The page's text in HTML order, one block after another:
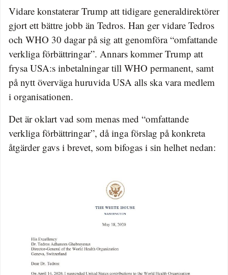
Vidare konstaterar Trump att tidigare generaldirektörer
gjort ett bättre jobb än Tedros. Han ger vidare Tedros
och WHO 30 dagar på sig att genomföra “omfattande
verkliga förbättringar”. Annars kommer Trump att
frysa USA:s inbetalningar till WHO permanent, samt
på nytt överväga huruvida USA alls ska vara medlem
i organisationen.
Det är oklart vad som menas med “omfattande
verkliga förbättringar”, då inga förslag på konkreta
åtgärder gavs i brevet, som bifogas i sin helhet nedan: